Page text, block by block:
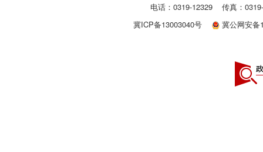
电话：0319-12329 传真：
冀ICP备13003040号
冀公网安备